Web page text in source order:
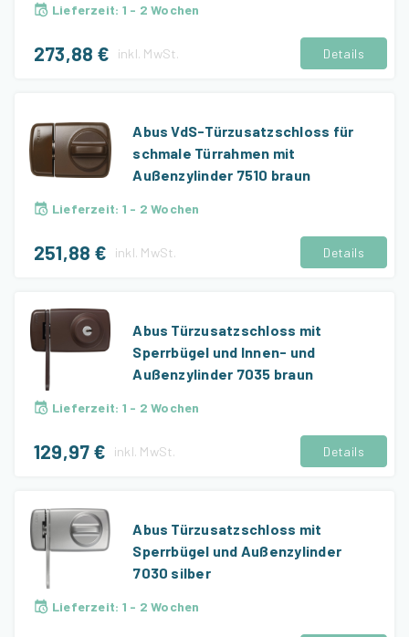
Lieferzeit: 1 - 2 Wochen
273,88 € inkl. MwSt. Details
Abus VdS-Türzusatzschloss für
schmale Türrahmen mit
Außenzylinder 7510 braun
Lieferzeit: 1 - 2 Wochen
251,88 € inkl. MwSt. Details
Abus Türzusatzschloss mit
Sperrbügel und Innen- und
Außenzylinder 7035 braun
Lieferzeit: 1 - 2 Wochen
129,97 € inkl. MwSt. Details
Abus Türzusatzschloss mit
Sperrbügel und Außenzylinder
7030 silber
Lieferzeit: 1 - 2 Wochen